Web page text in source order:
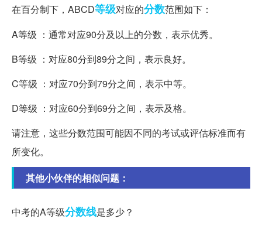
在百分制下，ABCD等级对应的分数范围如下：
A等级 ：通常对应90分及以上的分数，表示优秀。
B等级 ：对应80分到89分之间，表示良好。
C等级 ：对应70分到79分之间，表示中等。
D等级 ：对应60分到69分之间，表示及格。
请注意，这些分数范围可能因不同的考试或评估标准而有
所变化。
其他小伙伴的相似问题：
中考的A等级分数线是多少？